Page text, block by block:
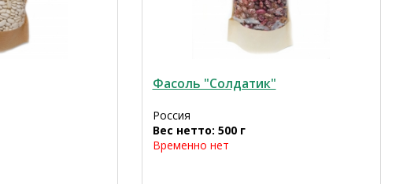
Фасоль "Солдатик"
Россия
Вес нетто: 500 г
Временно нет